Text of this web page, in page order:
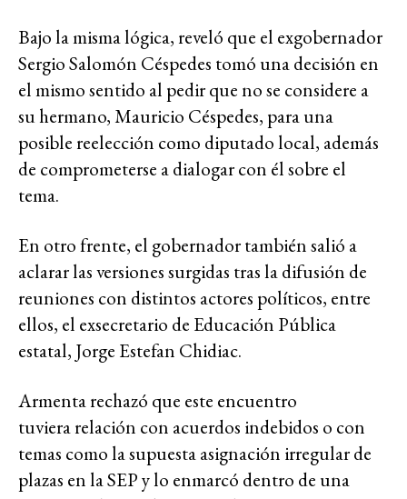
Bajo la misma lógica, reveló que el exgobernador
Sergio Salomón Céspedes tomó una decisión en
el mismo sentido al pedir que no se considere a
su hermano, Mauricio Céspedes, para una
posible reelección como diputado local, además
de comprometerse a dialogar con él sobre el
tema.
En otro frente, el gobernador también salió a
aclarar las versiones surgidas tras la difusión de
reuniones con distintos actores políticos, entre
ellos, el exsecretario de Educación Pública
estatal, Jorge Estefan Chidiac.
Armenta rechazó que este encuentro
tuviera relación con acuerdos indebidos o con
temas como la supuesta asignación irregular de
plazas en la SEP y lo enmarcó dentro de una